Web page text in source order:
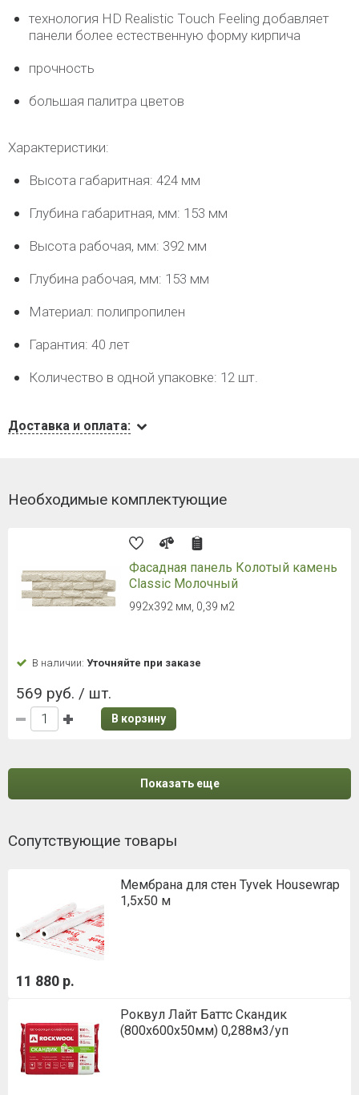
технология HD Realistic Touch Feeling добавляет
панели более естественную форму кирпича
прочность
большая палитра цветов
Характеристики:
Высота габаритная: 424 мм
Глубина габаритная, мм: 153 мм
Высота рабочая, мм: 392 мм
Глубина рабочая, мм: 153 мм
Материал: полипропилен
Гарантия: 40 лет
Количество в одной упаковке: 12 шт.
Доставка и оплата:
Необходимые комплектующие
Фасадная панель Колотый камень
Classic Молочный
992х392 мм, 0,39 м2
В наличии: Уточняйте при заказе
569 руб. / шт.
В корзину
Показать еще
Сопутствующие товары
Мембрана для стен Tyvek Housewrap
1,5х50 м
11 880 р.
Роквул Лайт Баттс Скандик
(800х600х50мм) 0,288м3/уп